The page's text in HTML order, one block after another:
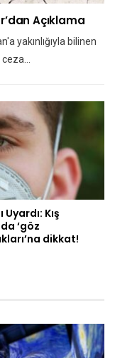
Açıklama
yakınlığıyla bilinen
ceza…
Uyardı: Kış
‘göz
dikkat!